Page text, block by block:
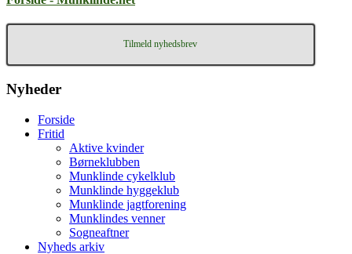
Tilmeld nyhedsbrev
Nyheder
Forside
Fritid
Aktive kvinder
Børneklubben
Munklinde cykelklub
Munklinde hyggeklub
Munklinde jagtforening
Munklindes venner
Sogneaftner
Nyheds arkiv